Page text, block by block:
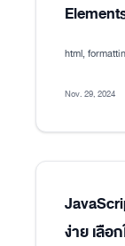
html,
Nov. 29, 2024
ง่าย เลือก